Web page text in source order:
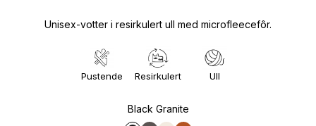
Unisex-votter i resirkulert ull med microfleecefôr.
Pustende Resirkulert Ull
Black Granite